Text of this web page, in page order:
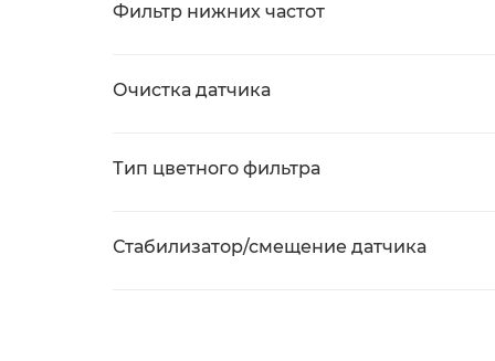
Фильтр нижних частот
Очистка датчика
Тип цветного фильтра
Стабилизатор/смещение датчика